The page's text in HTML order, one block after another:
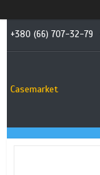
+380 (66) 707-32-79
Casemarket